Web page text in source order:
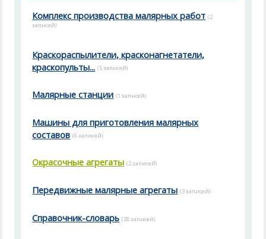
Комплекс производства малярных работ (2
записей)
Краскораспылители, красконагнетатели,
краскопульты... (5 записей)
Малярные станции (1 записей)
Машины для приготовления малярных
составов (6 записей)
Окрасочные агрегаты (2 записей)
Передвижные малярные агрегаты (3 записей)
Справочник-словарь (28 записей)